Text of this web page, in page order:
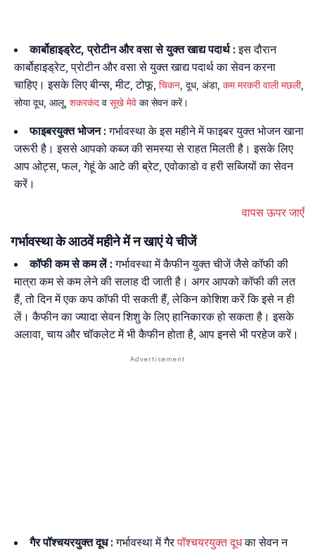
कार्बोहाइड्रेट, प्रोटीन और वसा से युक्त खाद्य पदार्थ :इस दौरान
कार्बोहाइड्रेट, प्रोटीन और वसा से युक्त खाद्य पदार्थ का सेवन करना
चाहिए। इसके लिए बीन्स, मीट, टोफू, चिकन , दूध, अंडा, कम मरकरी वाली मछली,
सोया दूध, आलू, शकरकंद व सूखे मेवे का सेवन करें।
फाइबरयुक्त भोजन :गर्भावस्था के इस महीने में फाइबर युक्त भोजन खाना
जरूरी है। इससे आपको कब्ज की समस्या से राहत मिलती है। इसके लिए
आप ओट्स, फल, गेहूं के आटे की ब्रेट, एवोकाडो व हरी सब्जियों का सेवन
करें।
वापस ऊपर जाएँ
गर्भावस्था के आठवें महीने में न खाएं ये चीजें
कॉफी कम से कम लें : गर्भावस्था में कैफीन युक्त चीजें जैसे कॉफी की
मात्रा कम से कम लेने की सलाह दी जाती है। अगर आपको कॉफी की लत
हैं, तो दिन में एक कप कॉफी पी सकती हैं, लेकिन कोशिश करें कि इसे न ही
लें। कैफीन का ज्यादा सेवन शिशु के लिए हानिकारक हो सकता है। इसके
अलावा, चाय और चॉकलेट में भी कैफीन होता है, आप इनसे भी परहेज करें।
गैर पॉश्चयरयुक्त दूध : गर्भावस्था में गैरपॉश्चयरयुक्त दूधका सेवन न